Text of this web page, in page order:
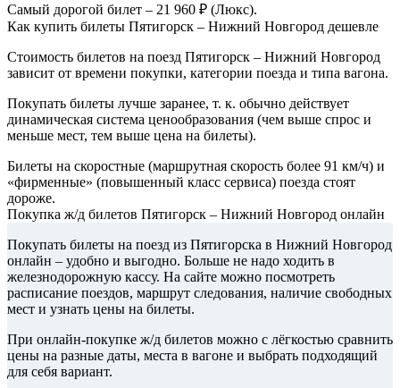
Самый дорогой билет – 21 960 ₽ (Люкс).
Как купить билеты Пятигорск – Нижний Новгород дешевле
Стоимость билетов на поезд Пятигорск – Нижний Новгород
зависит от времени покупки, категории поезда и типа вагона.
Покупать билеты лучше заранее, т. к. обычно действует
динамическая система ценообразования (чем выше спрос и
меньше мест, тем выше цена на билеты).
Билеты на скоростные (маршрутная скорость более 91 км/ч) и
«фирменные» (повышенный класс сервиса) поезда стоят
дороже.
Покупка ж/д билетов Пятигорск – Нижний Новгород онлайн
Покупать билеты на поезд из Пятигорска в Нижний Новгород
онлайн – удобно и выгодно. Больше не надо ходить в
железнодорожную кассу. На сайте можно посмотреть
расписание поездов, маршрут следования, наличие свободных
мест и узнать цены на билеты.
При онлайн-покупке ж/д билетов можно с лёгкостью сравнить
цены на разные даты, места в вагоне и выбрать подходящий
для себя вариант.